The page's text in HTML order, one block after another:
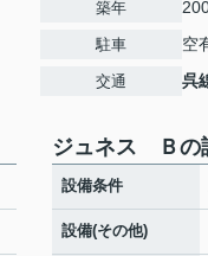
築年
駐車 空
交通 呉
ジュネス Ｂの
設備条件
設備(その他)